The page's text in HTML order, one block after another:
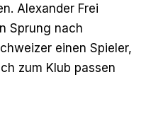
Alexander Frei
Sprung nach
einen Spieler,
zum Klub passen